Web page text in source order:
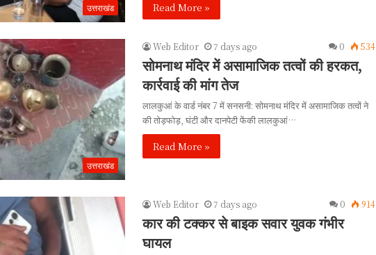
उत्तराखंड
Read More »
उत्तराखंड
Web Editor 7 days ago 0 534
सोमनाथ मंदिर में असामाजिक तत्वों की हरकत,
कार्रवाई की मांग तेज
लालकुआं के वार्ड नंबर 7 में सनसनी: सोमनाथ मंदिर में असामाजिक तत्वों ने
की तोड़फोड़, घंटी और दानपेटी फेंकी ​लालकुआं…
Read More »
Web Editor 7 days ago 0 914
कार की टक्कर से बाइक सवार युवक गंभीर
घायल